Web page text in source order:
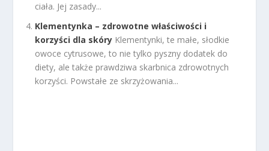
ciała. Jej zasady...
Klementynka – zdrowotne właściwości i
korzyści dla skóry Klementynki, te małe, słodkie
owoce cytrusowe, to nie tylko pyszny dodatek do
diety, ale także prawdziwa skarbnica zdrowotnych
korzyści. Powstałe ze skrzyżowania...